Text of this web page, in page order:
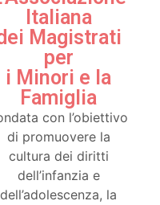
Italiana
Magistrati
per
i Minori e la
Famiglia
con l’obiettivo
di promuovere la
cultura dei diritti
dell’infanzia e
dell’adolescenza, la